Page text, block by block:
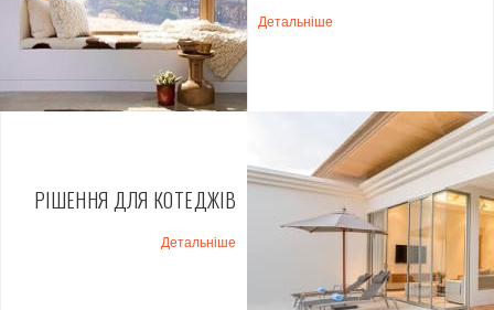
Детальніше
РІШЕННЯ ДЛЯ КОТЕДЖІВ
Детальніше